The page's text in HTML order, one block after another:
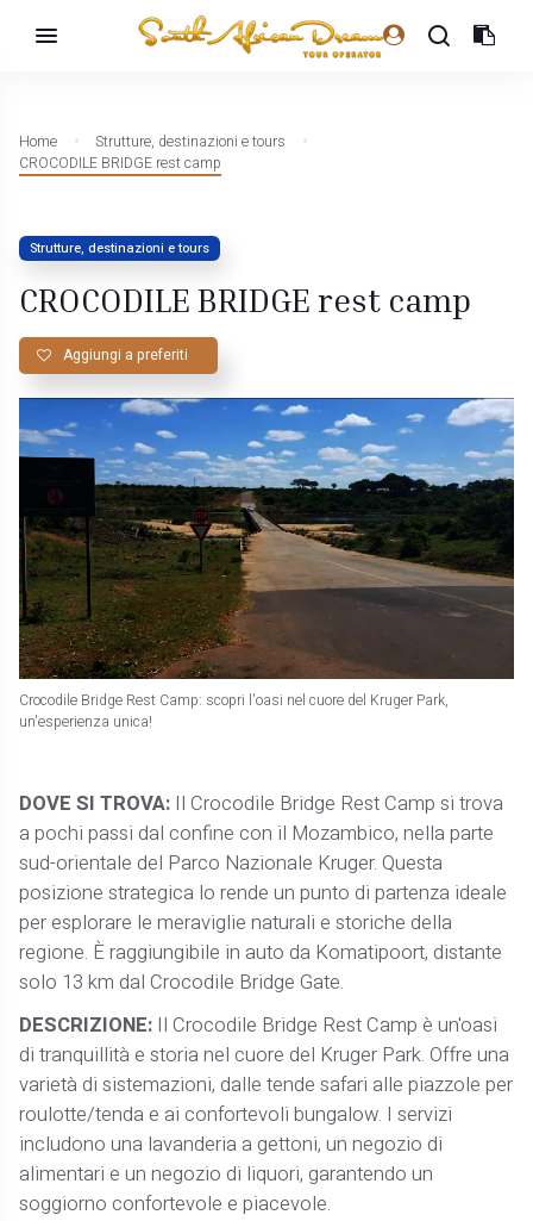
Home
Strutture, destinazioni e tours
CROCODILE BRIDGE rest camp
Strutture, destinazioni e tours
CROCODILE BRIDGE rest camp
Aggiungi a preferiti
Crocodile Bridge Rest Camp: scopri l'oasi nel cuore del Kruger Park,
un'esperienza unica!
DOVE SI TROVA: Il Crocodile Bridge Rest Camp si trova
a pochi passi dal confine con il Mozambico, nella parte
sud-orientale del Parco Nazionale Kruger. Questa
posizione strategica lo rende un punto di partenza ideale
per esplorare le meraviglie naturali e storiche della
regione. È raggiungibile in auto da Komatipoort, distante
solo 13 km dal Crocodile Bridge Gate.
DESCRIZIONE: Il Crocodile Bridge Rest Camp è un'oasi
di tranquillità e storia nel cuore del Kruger Park. Offre una
varietà di sistemazioni, dalle tende safari alle piazzole per
roulotte/tenda e ai confortevoli bungalow. I servizi
includono una lavanderia a gettoni, un negozio di
alimentari e un negozio di liquori, garantendo un
soggiorno confortevole e piacevole.